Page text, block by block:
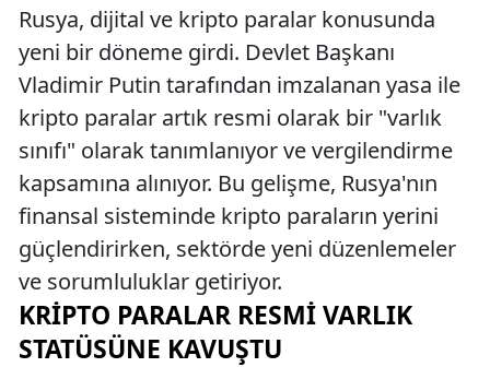
Rusya, dijital ve kripto paralar konusunda
yeni bir döneme girdi. Devlet Başkanı
Vladimir Putin tarafından imzalanan yasa ile
kripto paralar artık resmi olarak bir "varlık
sınıfı" olarak tanımlanıyor ve vergilendirme
kapsamına alınıyor. Bu gelişme, Rusya'nın
finansal sisteminde kripto paraların yerini
güçlendirirken, sektörde yeni düzenlemeler
ve sorumluluklar getiriyor.
KRIPTO PARALAR RESMI VARLIK
STATÜSÜNE KAVUŞTU